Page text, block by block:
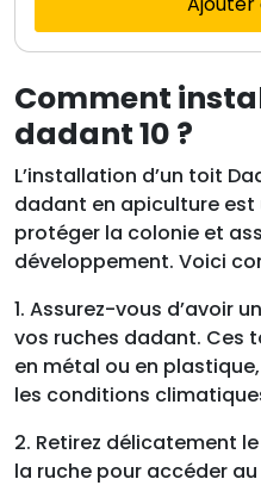
Comment
dadant 10 ?
L’installation d’un toit
dadant en apiculture
protéger la colonie et
développement. Voici
1. Assurez-vous d’avoir
vos ruches dadant. Ces
en métal ou en
les conditions
2. Retirez délicatement
la ruche pour accéder